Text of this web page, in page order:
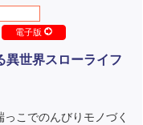
電子版
異世界スローライフ
こでのんびりモノづく